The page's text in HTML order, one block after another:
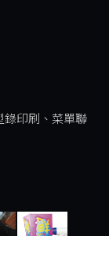
錄印刷、菜單聯